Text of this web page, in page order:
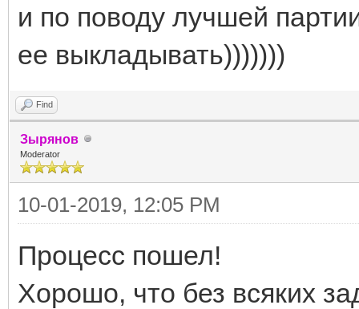
и по поводу лучшей
ее выкладывать)))))))
Find
Зырянов
Moderator
10-01-2019, 12:05 PM
Процесс пошел!
Хорошо, что без всяких